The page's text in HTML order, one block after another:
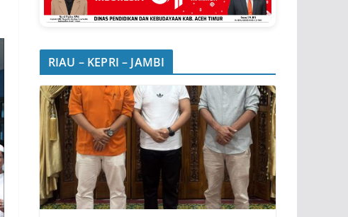
RIAU – KEPRI – JAMBI